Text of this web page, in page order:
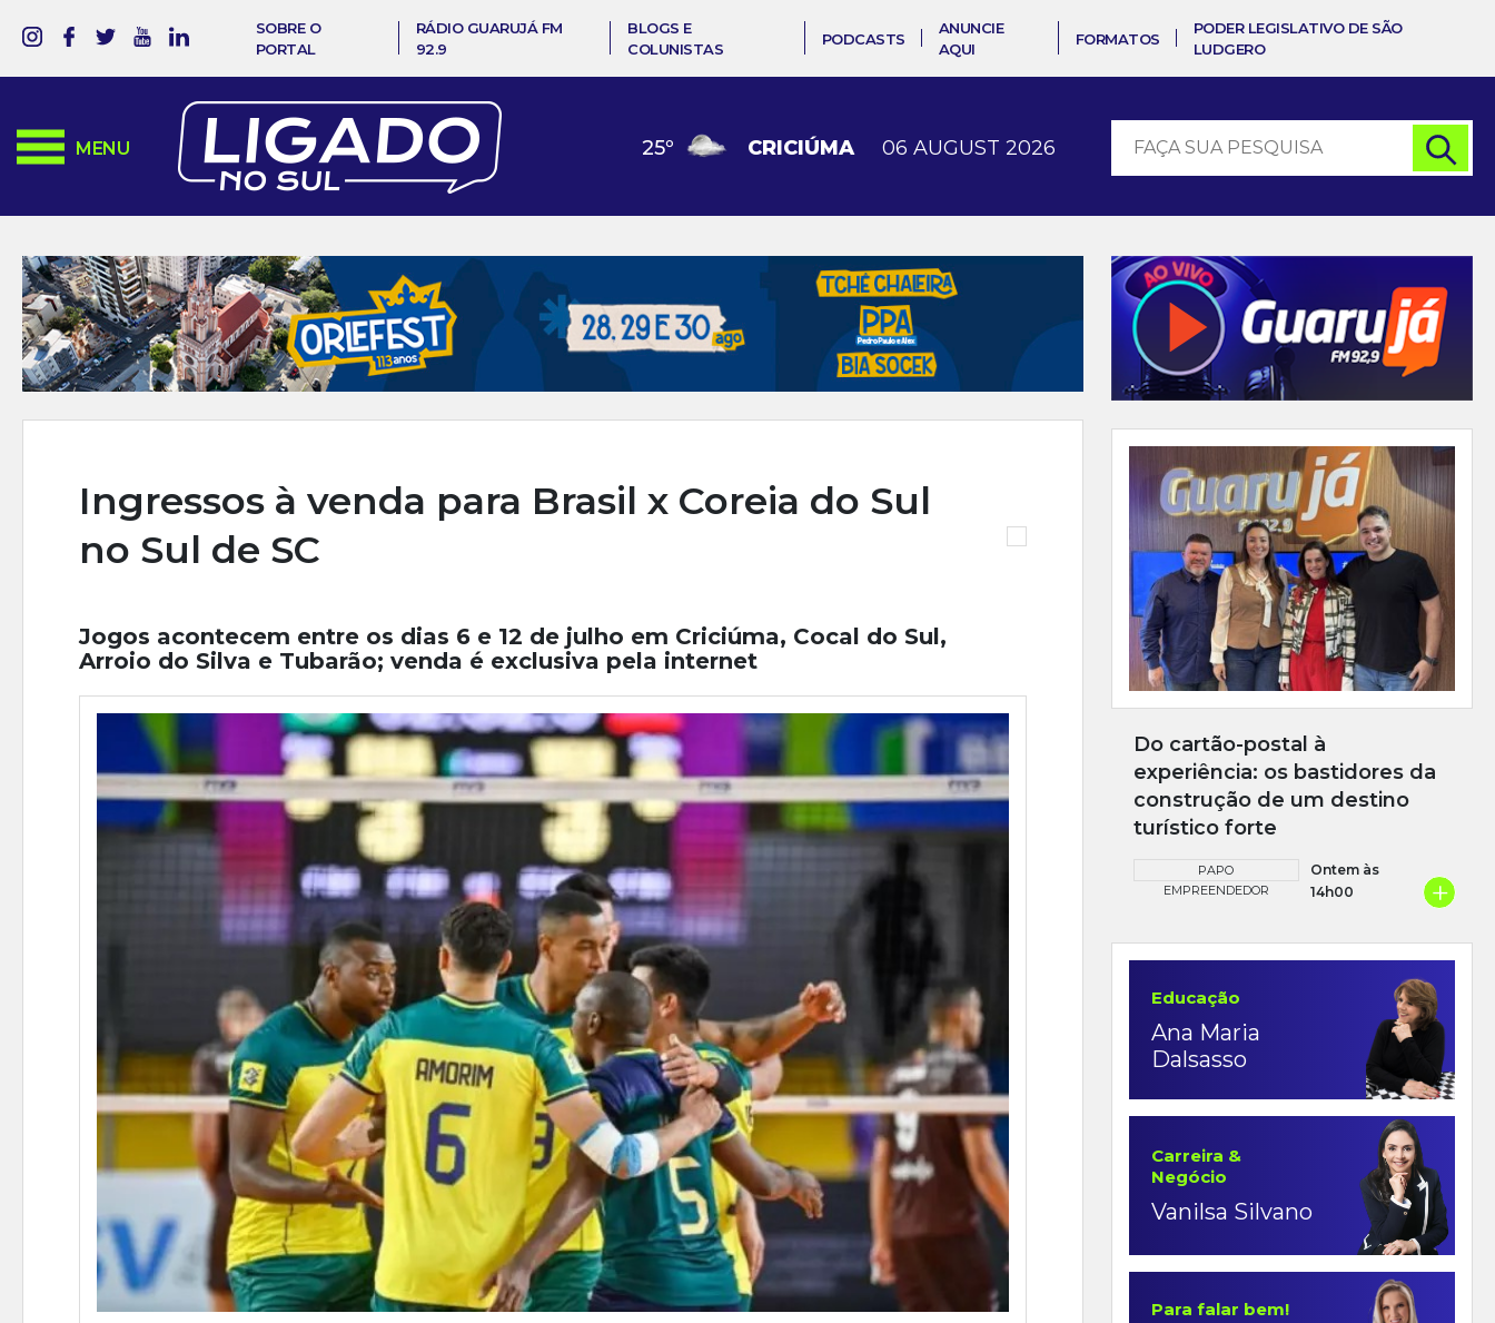
SOBRE O
PORTAL
RÁDIO GUARUJÁ FM
92.9
BLOGS E
COLUNISTAS
PODCASTS
ANUNCIE
AQUI
FORMATOS
PODER LEGISLATIVO DE SÃO
LUDGERO
MENU 25º CRICIÚMA 06 AUGUST 2026
Ingressos à venda para Brasil x Coreia do Sul
no Sul de SC
Jogos acontecem entre os dias 6 e 12 de julho em Criciúma, Cocal do Sul,
Arroio do Silva e Tubarão; venda é exclusiva pela internet
Do cartão-postal à
experiência: os bastidores da
construção de um destino
turístico forte
PAPO
EMPREENDEDOR
Ontem às
14h00
+
Educação
Ana Maria
Dalsasso
Carreira &
Negócio
Vanilsa Silvano
Para falar bem!